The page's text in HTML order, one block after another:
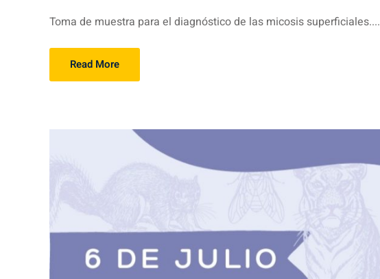
Toma de muestra para el diagnóstico de las micosis superficiales....
Read More